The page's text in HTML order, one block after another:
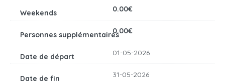
0.00€
0.00€
01-05-2026
31-05-2026